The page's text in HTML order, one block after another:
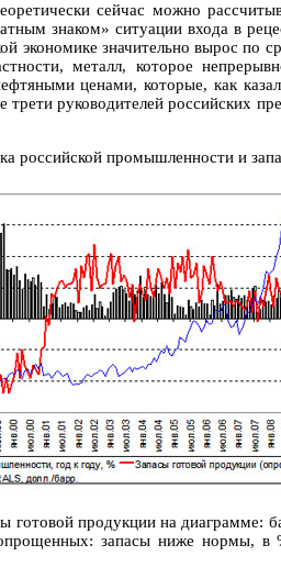
сейчас можно
знаком» ситуации входа в
экономике значительно вырос
металл, которое
ценами, которые, как
руководителей российских
российской промышленности и
готовой продукции на
запасы ниже нормы,